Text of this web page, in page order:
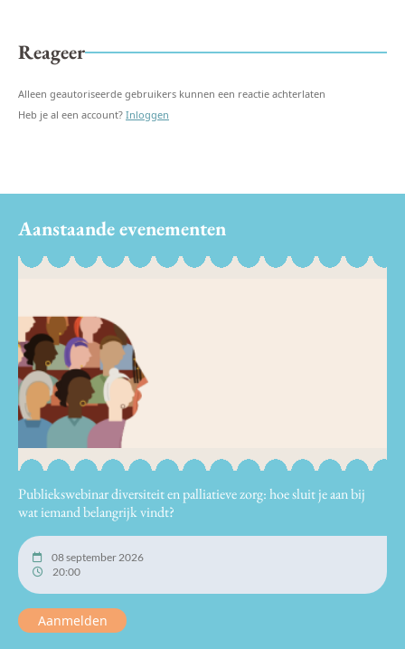
Reageer
Alleen geautoriseerde gebruikers kunnen een reactie achterlaten
Heb je al een account? Inloggen
Aanstaande evenementen
Publiekswebinar diversiteit en palliatieve zorg: hoe sluit je aan bij
wat iemand belangrijk vindt?
08 september 2026
20:00
Aanmelden